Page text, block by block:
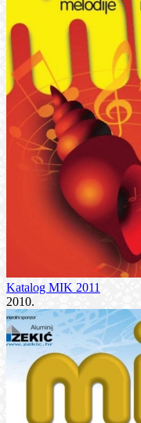
Katalog MIK 2011
2010.